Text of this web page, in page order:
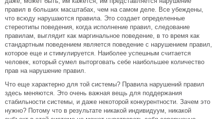
правил в больших масштабах, чем на самом деле. Все убеждены,
что всюду нарушаются правила. Это создает определенные
стереотипы поведения, когда исполнение правил, следование
правилам, выглядит как маргинальное поведение, в то время как
стандартным поведением является поведение с нарушением правил,
которое еще и стимулируется. Наиболее успешным считается
человек, который сумел выторговать себе наибольшее количество
прав на нарушение правил.
Что еще характерно для той системы? Правила нарушений правил
здесь меняются. Это очень важная вещь для поддержания
стабильности системы, и даже некоторой конкурентности. Зачем это
нужно? Потому что в результате никакой индивидуум, никакой